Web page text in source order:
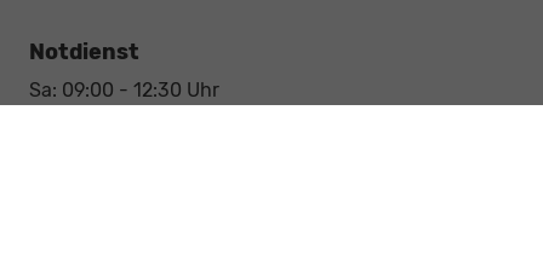
Notdienst
Sa: 09:00 - 12:30 Uhr